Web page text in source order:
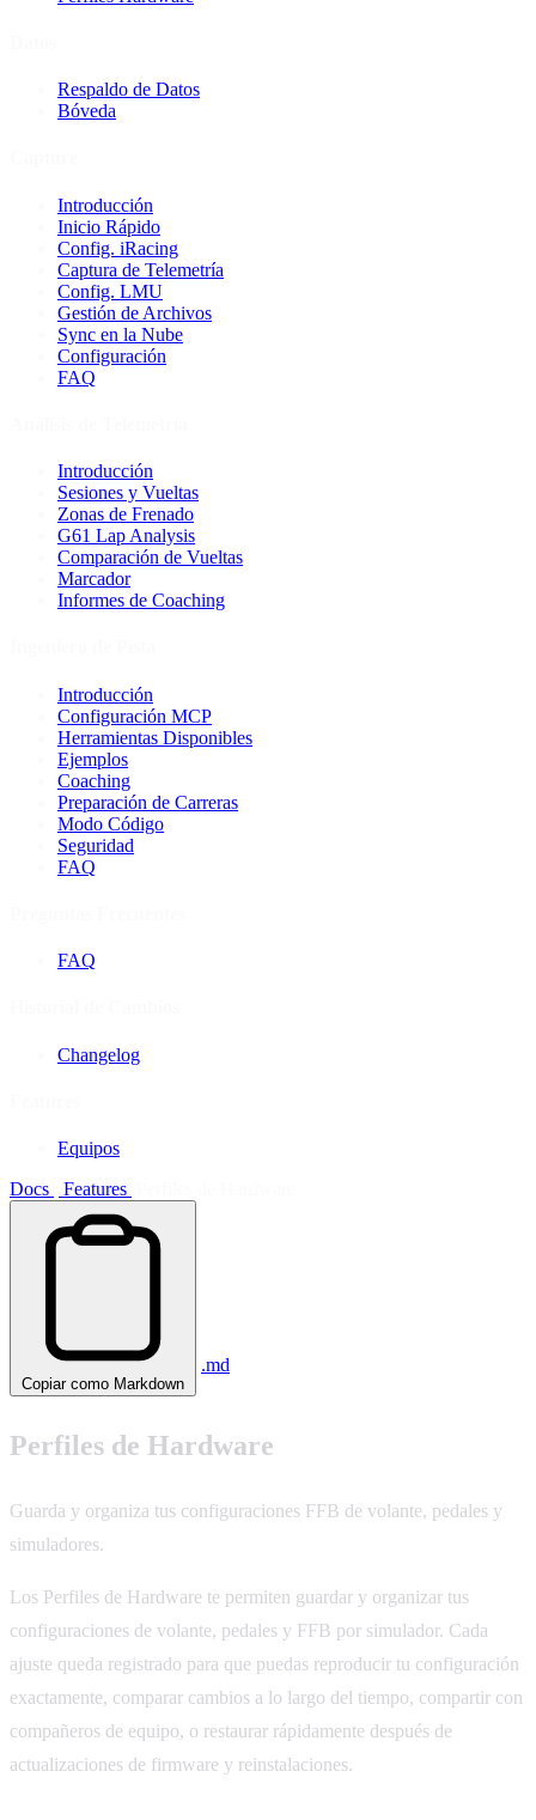
Respaldo de Datos
Bóveda
Introducción
Inicio Rápido
Config. iRacing
Captura de Telemetría
Config. LMU
Gestión de Archivos
Sync en la Nube
Configuración
FAQ
Introducción
Sesiones y Vueltas
Zonas de Frenado
G61 Lap Analysis
Comparación de Vueltas
Marcador
Informes de Coaching
Introducción
Configuración MCP
Herramientas Disponibles
Ejemplos
Coaching
Preparación de Carreras
Modo Código
Seguridad
FAQ
FAQ
Changelog
Equipos
Docs
Features
Copiar como Markdown
.md
Perfiles de Hardware
Guarda y organiza tus configuraciones FFB de volante, pedales y
simuladores.
Los Perfiles de Hardware te permiten guardar y organizar tus
configuraciones de volante, pedales y FFB por simulador. Cada
ajuste queda registrado para que puedas reproducir tu configuración
exactamente, comparar cambios a lo largo del tiempo, compartir con
compañeros de equipo, o restaurar rápidamente después de
actualizaciones de firmware y reinstalaciones.